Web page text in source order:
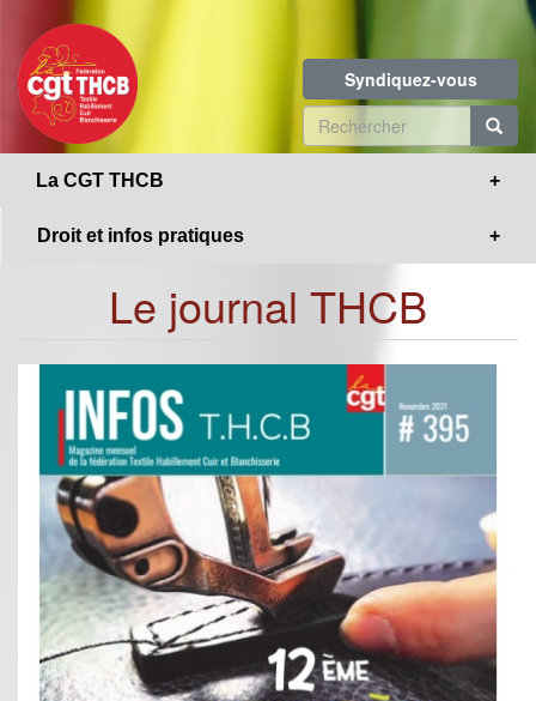
contenu
principal
Syndiquez-vous
Formulaire
de
La CGT THCB
Droit et infos pratiques
Le journal THCB